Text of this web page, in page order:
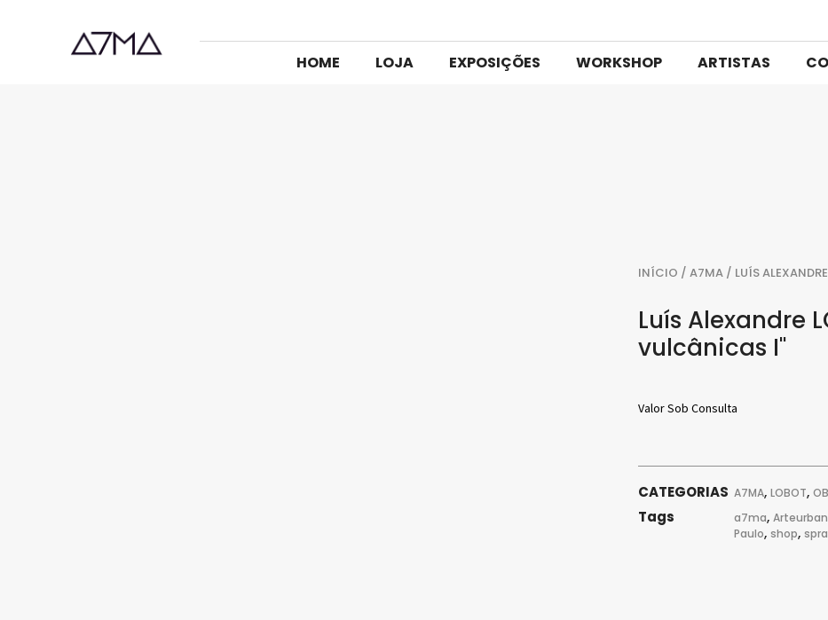
HOME LOJA EXPOSIÇÕES WORKSHOP ARTISTAS
INÍCIO /A7MA / LUÍS
Luís Alexandre
vulcânicas I"
Valor Sob Consulta
CATEGORIAS A7MA,LOBOT,
Tags a7ma,
Paulo, shop,